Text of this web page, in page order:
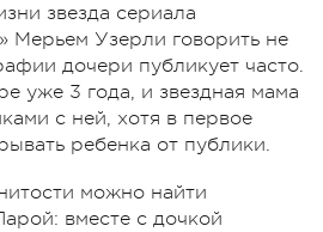
звезда сериала
Мерьем Узерли говорить не
дочери публикует часто.
уже 3 года, и звездная мама
с ней, хотя в первое
ребенка от публики.
можно найти
вместе с дочкой